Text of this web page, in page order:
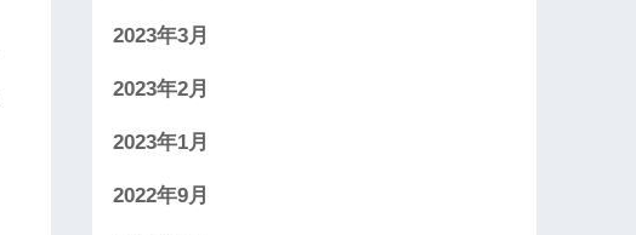
2023年3月
2023年2月
2023年1月
2022年9月